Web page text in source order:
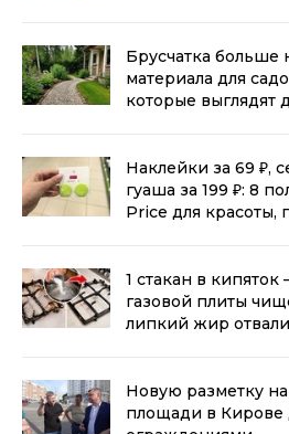
Брусчатка больше
материала для
которые выглядят
Наклейки за 69 ₽,
гуаша за 199 ₽: 8
Price для красоты,
1 стакан в
газовой плиты
липкий жир
Новую разметку
площади в Кирове